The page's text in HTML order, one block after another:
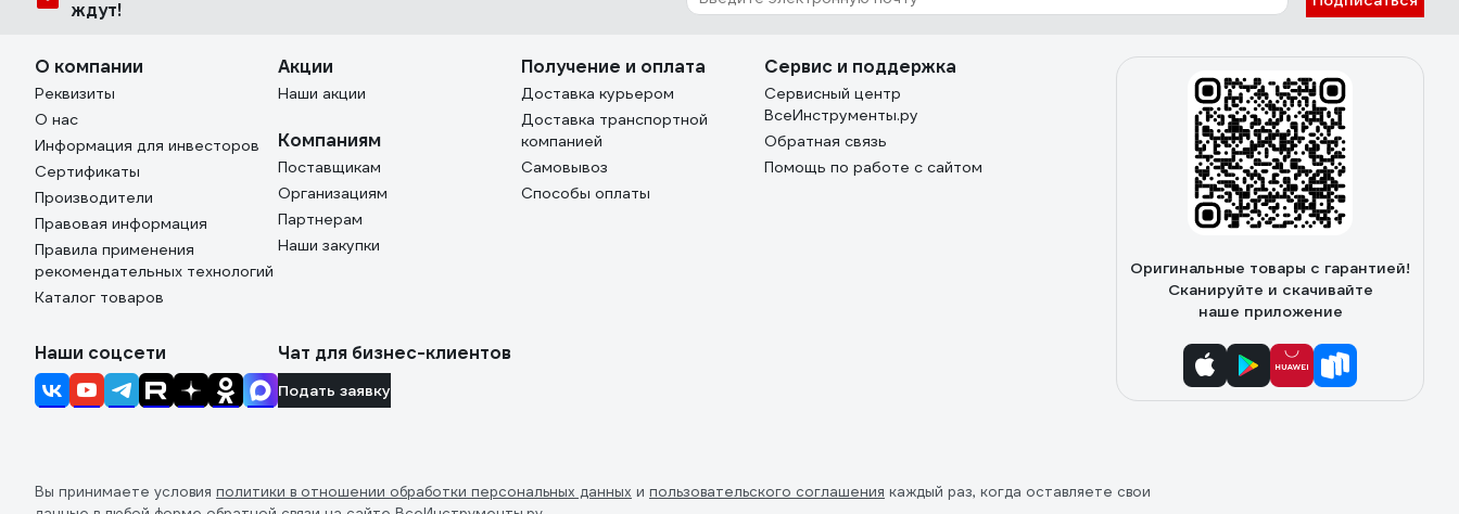
ждут!
О компании
Реквизиты
О нас
Информация для инвесторов
Сертификаты
Производители
Правовая информация
Правила применения
рекомендательных технологий
Каталог товаров
Акции
Наши акции
Компаниям
Поставщикам
Организациям
Партнерам
Наши закупки
Получение и оплата
Доставка курьером
Доставка транспортной
компанией
Самовывоз
Способы оплаты
Сервис и поддержка
Сервисный центр
ВсеИнструменты.ру
Обратная связь
Помощь по работе с сайтом
Оригинальные товары с гарантией!
Сканируйте и скачивайте
наше приложение
Наши соцсети Чат для бизнес-клиентов
Подать заявку
Вы принимаете условия политики в отношении обработки персональных данных и пользовательского соглашения каждый раз, когда оставляете свои